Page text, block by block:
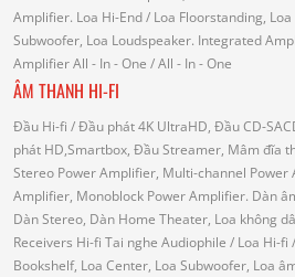
Amplifier. Loa Hi-End/ Loa Floorstanding,
Subwoofer, Loa Loudspeaker. Integrated
AmplifierAll - In - One / All - In - One
ÂM THANH HI-FI
Đầu Hi-fi / Đầu phát 4K UltraHD, Đầu CD-
phát HD,Smartbox, Đầu Streamer, Mâm đĩa
Stereo Power Amplifier, Multi-channel Power
Amplifier, Monoblock Power Amplifier. Dàn
Dàn Stereo, Dàn Home Theater, Loa không
Receivers Hi-fi Tai nghe Audiophile / Loa Hi-fi
Bookshelf, Loa Center, Loa Subwoofer, Loa